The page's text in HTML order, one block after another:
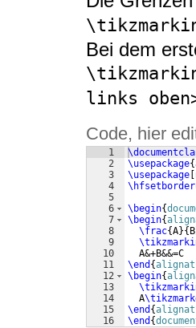
Bei dem
links
Code, hier
1
2
3
4
5
6
7
8
9
10
11
12
13
14
15
16
\usepackage{
\usepackage
\begin{
\begin{
\frac{A}{ B
  A&+B&&=C
\end {
\begin{
  A
\end {
\end {